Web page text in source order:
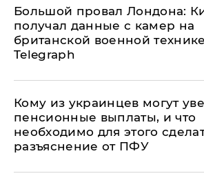
Большой провал Лондона:
получал данные с камер на
британской военной
Telegraph
Кому из украинцев могут
пенсионные выплаты, и что
необходимо для этого
разъяснение от ПФУ